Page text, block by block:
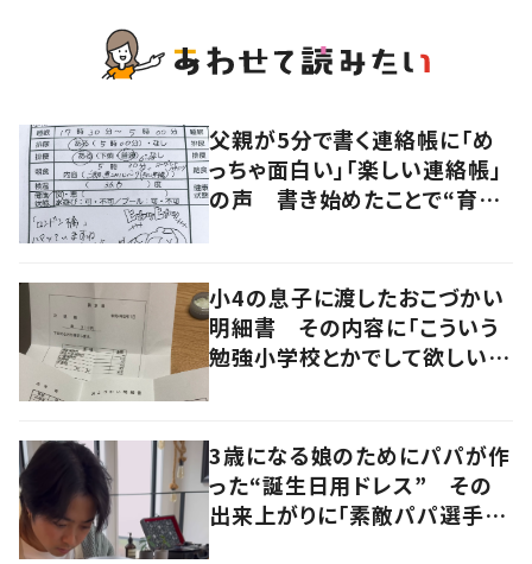
父親が5分で書く連絡帳に「め
っちゃ面白い」「楽しい連絡帳」
の声 書き始めたことで“育児
小4の息子に渡したおこづかい
明細書 その内容に「こういう
勉強小学校とかでして欲しい」
3歳になる娘のためにパパが作
った“誕生日用ドレス” その
出来上がりに「素敵パパ選手権